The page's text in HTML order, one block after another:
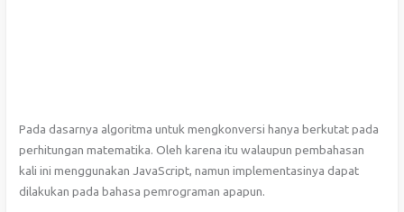
Pada dasarnya algoritma untuk mengkonversi hanya berkutat pada
perhitungan matematika. Oleh karena itu walaupun pembahasan
kali ini menggunakan JavaScript, namun implementasinya dapat
dilakukan pada bahasa pemrograman apapun.